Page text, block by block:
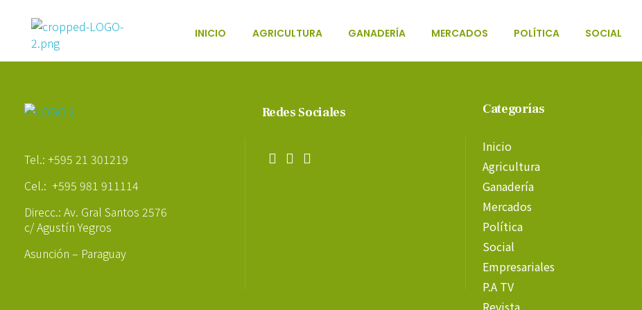
Poder Agropecuario
INICIO AGRICULTURA GANADERÍA MERCADOS POLÍTICA SOCIAL
Tel.: +595 21 301219
Cel.: +595 981 911114
Direcc.: Av. Gral Santos 2576
c/ Agustín Yegros
Asunción – Paraguay
Redes Sociales Categorías
Inicio
Agricultura
Ganadería
Mercados
Política
Social
Empresariales
P.A TV
Revista